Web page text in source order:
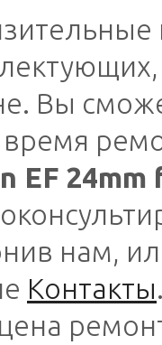
Вы
время
EF 24mm
нам,
Контакты